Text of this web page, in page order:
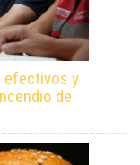
efectivos y
de